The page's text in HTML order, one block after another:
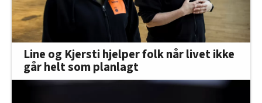
Line og Kjersti hjelper folk når livet ikke
går helt som planlagt